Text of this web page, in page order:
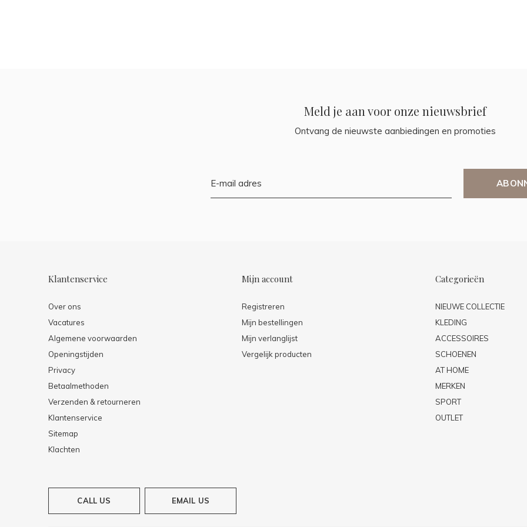
Meld je aan voor onze nieuwsbrief
Ontvang de nieuwste aanbiedingen en promoties
Klantenservice
Over ons
Vacatures
Algemene voorwaarden
Openingstijden
Privacy
Betaalmethoden
Verzenden & retourneren
Klantenservice
Sitemap
Klachten
Mijn account
Registreren
Mijn bestellingen
Mijn verlanglijst
Vergelijk producten
Categorieën
NIEUWE COLLECTIE
KLEDING
ACCESSOIRES
SCHOENEN
AT HOME
MERKEN
SPORT
OUTLET
CALL US EMAIL US